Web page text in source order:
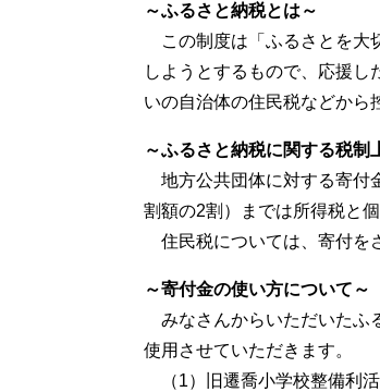
～ふるさと納税とは～
この制度は「ふるさとを大
しようとするもので、応援し
いの自治体の住民税などから
～ふるさと納税に関する税制
地方公共団体に対する寄付
割額の2割）までは所得税と
住民税については、寄付を
～寄付金の使い方について～
みなさんからいただいたふ
使用させていただきます。
（1）旧遷喬小学校整備利